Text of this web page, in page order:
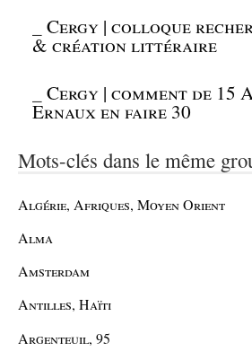
_Cergy | colloque
& création littéraire
_Cergy | comment de 15
Ernaux en faire 30
Mots-clés dans le même
Algérie, Afriques, Moyen Orient
Alma
Amsterdam
Antilles, Haïti
Argenteuil, 95